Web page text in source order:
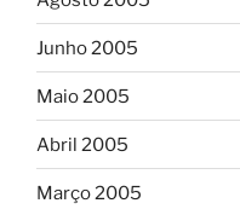
Junho 2005
Maio 2005
Abril 2005
Março 2005